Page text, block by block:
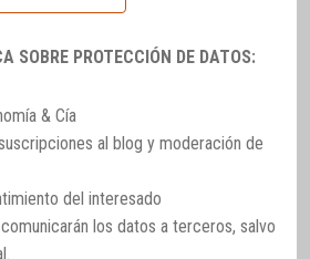
SOBRE PROTECCIÓN DE DATOS:
& Cía
al blog y moderación de
del interesado
los datos a terceros, salvo